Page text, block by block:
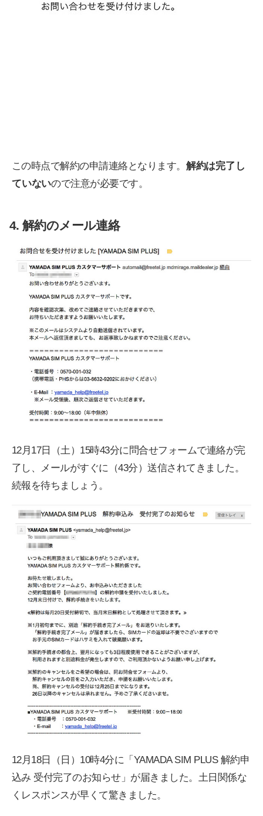
この時点で解約の申請連絡となります。 解約は完了し
ていないので注意が必要です。
4. 解約のメール連絡
12月17日（土）15時43分に問合せフォームで連絡が完
了し、メールがすぐに（43分）送信されてきました。
続報を待ちましょう。
12月18日（日）10時4分に「YAMADA SIM PLUS 解約申
込み 受付完了のお知らせ」が届きました。土日関係な
くレスポンスが早くて驚きました。